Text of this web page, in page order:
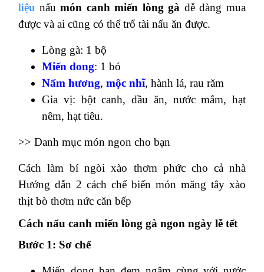
liệu nấumón canh miến lòng gà dễ dàng mua
được và ai cũng có thể trổ tài nấu ăn được.
Lòng gà: 1 bộ
Miến dong: 1 bó
Nấm hương, mộc nhĩ, hành lá, rau răm
Gia vị: bột canh, dầu ăn, nước mắm, hạt
nêm, hạt tiêu.
>> Danh mục món ngon cho bạn
Cách làm bí ngòi xào thơm phức cho cả nhà
Hướng dẫn 2 cách chế biến món măng tây xào
thịt bò thơm nức căn bếp
Cách nấu canh miến lòng gà ngon ngày lễ tết
Bước 1: Sơ chế